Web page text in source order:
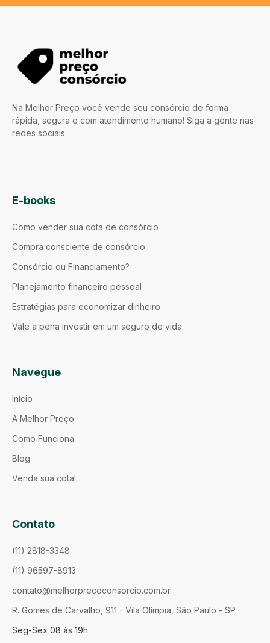
Na Melhor Preço você vende seu consórcio de forma
rápida, segura e com atendimento humano! Siga a gente nas
redes sociais.
E-books
Como vender sua cota de consórcio
Compra consciente de consórcio
Consórcio ou Financiamento?
Planejamento financeiro pessoal
Estratégias para economizar dinheiro
Vale a pena investir em um seguro de vida
Navegue
Início
A Melhor Preço
Como Funciona
Blog
Venda sua cota!
Contato
(11) 2818-3348
(11) 96597-8913
contato@melhorprecoconsorcio.com.br
R. Gomes de Carvalho, 911 - Vila Olímpia, São Paulo - SP
Seg-Sex 08 às 19h